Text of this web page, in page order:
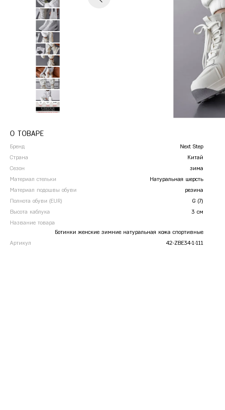
Ж Железногорск
К
Казань
Калуга
Краснодар
Красноярск
Курск
П
Р
Кроссовки
Сандалии
О ТОВАРЕ
Бренд
Next Step
Страна
Китай
Сезон
зима
Материал стельки
Натуральная шерсть
Материал подошвы обуви
резина
Полнота обуви (EUR)
G (7)
Высота каблука
3 см
Название товара
Ботинки женские зимние натуральная кожа спортивные
Артикул
42-ZBE34-1-111